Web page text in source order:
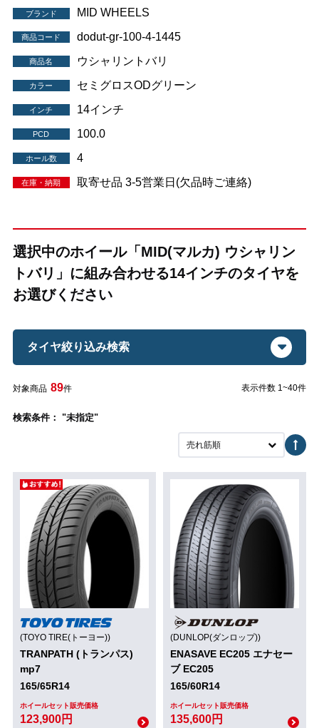
ブランド MID WHEELS
商品コード dodut-gr-100-4-1445
商品名 ウシャリントバリ
カラー セミグロスODグリーン
インチ 14インチ
PCD 100.0
ホール数 4
在庫・納期 取寄せ品 3-5営業日(欠品時ご連絡)
選択中のホイール「MID(マルカ) ウシャリン
トバリ」に組み合わせる14インチのタイヤを
お選びください
タイヤ絞り込み検索
対象商品 89件 表示件数 1~40件
検索条件： "未指定"
売れ筋順
(TOYO TIRE(トーヨー))
TRANPATH (トランパス)
mp7
165/65R14
ホイールセット販売価格
123,900円
(DUNLOP(ダンロップ))
ENASAVE EC205 エナセー
ブ EC205
165/60R14
ホイールセット販売価格
135,600円